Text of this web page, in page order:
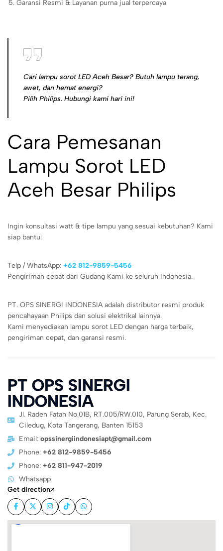
Garansi Resmi & Layanan purna jual terpercaya
Cari lampu sorot LED Aceh Besar? Butuh lampu terang,
awet, dan hemat energi?
Pilih Philips. Hubungi kami hari ini!
Cara Pemesanan
Lampu Sorot LED
Aceh Besar Philips
Ingin konsultasi watt & tipe lampu yang sesuai kebutuhan? Kami
siap bantu:
Telp / WhatsApp: +62 812-9859-5456
Pengiriman cepat dari Gudang Kami ke seluruh Indonesia.
PT. OPS SINERGI INDONESIA adalah distributor resmi produk
pencahayaan Philips dan solusi elektrikal lainnya.
Kami menyediakan lampu sorot LED dengan harga terbaik,
pengiriman cepat, dan garansi resmi.
PT OPS SINERGI
INDONESIA
Jl. Raden Fatah No.01B, RT.005/RW.010, Parung Serab, Kec.
Ciledug, Kota Tangerang, Banten 15153
Email: opssinergiindonesiapt@gmail.com
Phone: +62 812-9859-5456
Phone: +62 811-947-2019
Whatsapp
Get direction